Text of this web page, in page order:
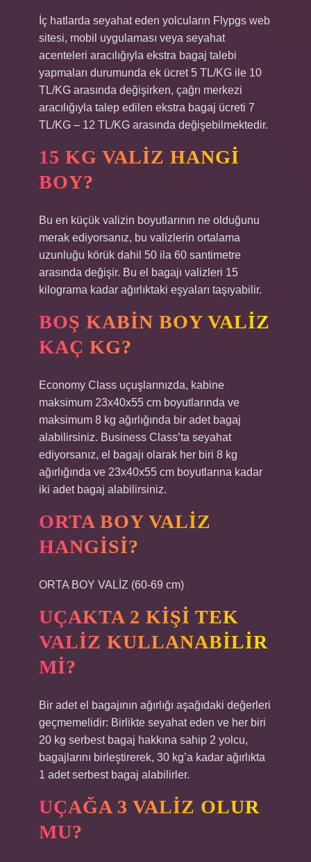
İç hatlarda seyahat eden yolcuların Flypgs web
sitesi, mobil uygulaması veya seyahat
acenteleri aracılığıyla ekstra bagaj talebi
yapmaları durumunda ek ücret 5 TL/KG ile 10
TL/KG arasında değişirken, çağrı merkezi
aracılığıyla talep edilen ekstra bagaj ücreti 7
TL/KG – 12 TL/KG arasında değişebilmektedir.
15 KG VALIZ HANGI
BOY?
Bu en küçük valizin boyutlarının ne olduğunu
merak ediyorsanız, bu valizlerin ortalama
uzunluğu körük dahil 50 ila 60 santimetre
arasında değişir. Bu el bagajı valizleri 15
kilograma kadar ağırlıktaki eşyaları taşıyabilir.
BOŞ KABIN BOY VALIZ
KAÇ KG?
Economy Class uçuşlarınızda, kabine
maksimum 23x40x55 cm boyutlarında ve
maksimum 8 kg ağırlığında bir adet bagaj
alabilirsiniz. Business Class’ta seyahat
ediyorsanız, el bagajı olarak her biri 8 kg
ağırlığında ve 23x40x55 cm boyutlarına kadar
iki adet bagaj alabilirsiniz.
ORTA BOY VALIZ
HANGISI?
ORTA BOY VALİZ (60-69 cm)
UÇAKTA 2 KIŞI TEK
VALIZ KULLANABILIR
MI?
Bir adet el bagajının ağırlığı aşağıdaki değerleri
geçmemelidir: Birlikte seyahat eden ve her biri
20 kg serbest bagaj hakkına sahip 2 yolcu,
bagajlarını birleştirerek, 30 kg’a kadar ağırlıkta
1 adet serbest bagaj alabilirler.
UÇAĞA 3 VALIZ OLUR
MU?